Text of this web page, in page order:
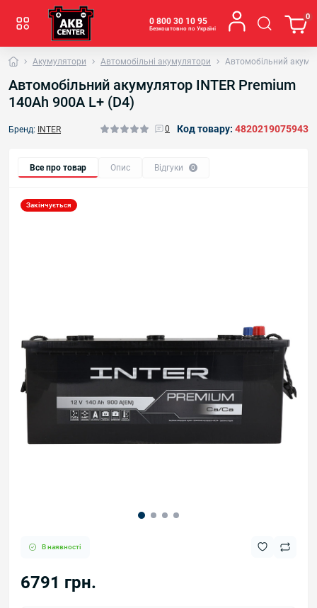
0 800 30 10 95
Безкоштовно по Україні
0
Акумулятори Автомобільні акумулятори Автомобільний
Автомобільний акумулятор INTER Premium
140Ah 900A L+ (D4)
Бренд: INTER 0 Код товару: 4820219075943
Все про товар Опис Відгуки 0
Закінчується
В наявності
6791 грн.